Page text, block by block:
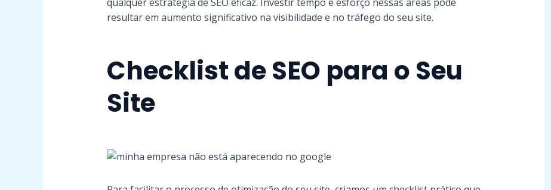
resultar em aumento significativo na visibilidade e no tráfego do seu site.
Checklist de SEO para o Seu
Site